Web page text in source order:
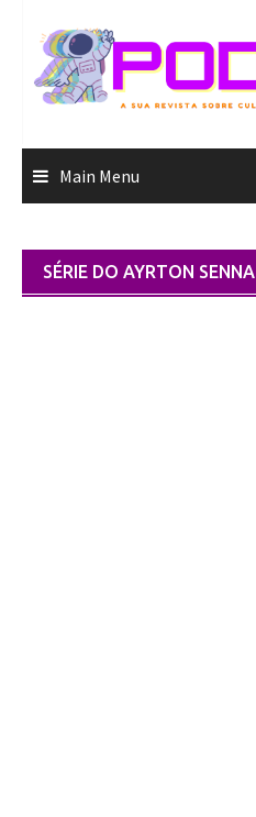
content
Main Menu
SÉRIE DO AYRTON SENNA